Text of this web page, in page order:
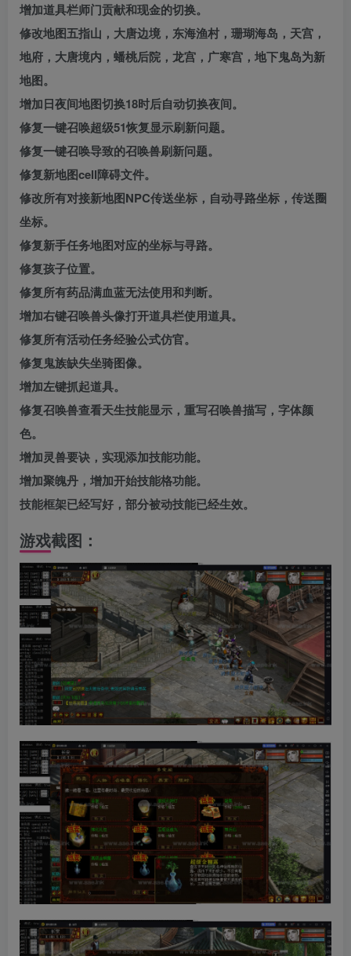
增加道具栏师门贡献和现金的切换。
修改地图五指山，大唐边境，东海渔村，珊瑚海岛，天宫，
地府，大唐境内，蟠桃后院，龙宫，广寒宫，地下鬼岛为新
地图。
增加日夜间地图切换18时后自动切换夜间。
修复一键召唤超级51恢复显示刷新问题。
修复一键召唤导致的召唤兽刷新问题。
修复新地图cell障碍文件。
修改所有对接新地图NPC传送坐标，自动寻路坐标，传送圈
坐标。
修复新手任务地图对应的坐标与寻路。
修复孩子位置。
修复所有药品满血蓝无法使用和判断。
增加右键召唤兽头像打开道具栏使用道具。
修复所有活动任务经验公式仿官。
修复鬼族缺失坐骑图像。
增加左键抓起道具。
修复召唤兽查看天生技能显示，重写召唤兽描写，字体颜
色。
增加灵兽要诀，实现添加技能功能。
增加聚魄丹，增加开始技能格功能。
技能框架已经写好，部分被动技能已经生效。
游戏截图：